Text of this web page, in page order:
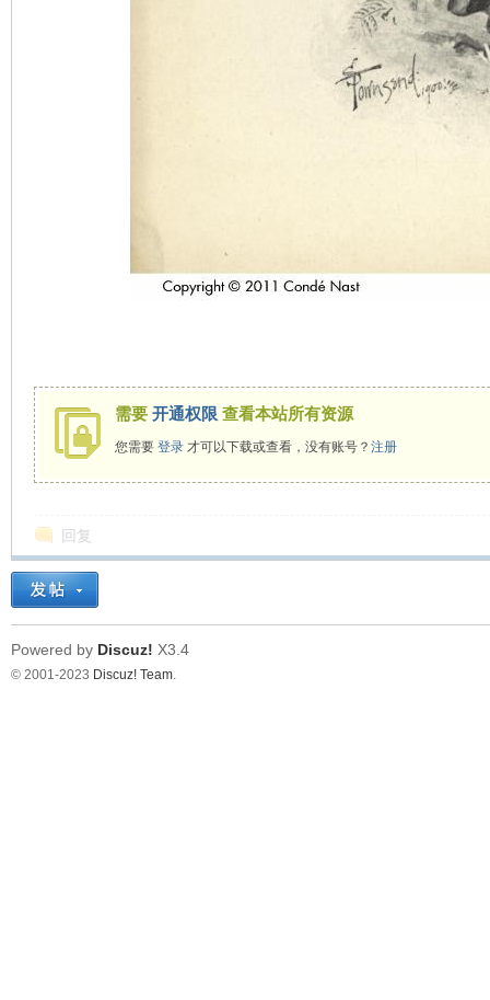
需要 开通权限 查看本站所有资源
您需要 登录才可以下载或查看，没有账号？ 注册
回复
Powered by Discuz! X3.4
© 2001-2023 Discuz! Team.